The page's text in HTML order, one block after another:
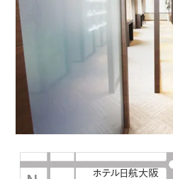
お問い合わせ
利用規約
個人情報保護方針
子どもの安全基準に関するポリシー